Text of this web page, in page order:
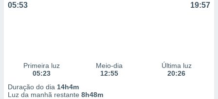
dos
fontes,
e melhorar
dados
05:53 19:57
Primeira luz
05:23
Meio-dia
12:55
Última luz
20:26
Duração do dia 14h4m
Luz da manhã restante 8h48m